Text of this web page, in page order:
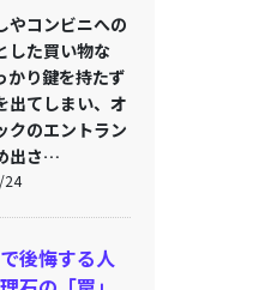
やコンビニへの
した買い物な
かり鍵を持たず
出てしまい、オ
クのエントラン
出さ…
24
後悔する人